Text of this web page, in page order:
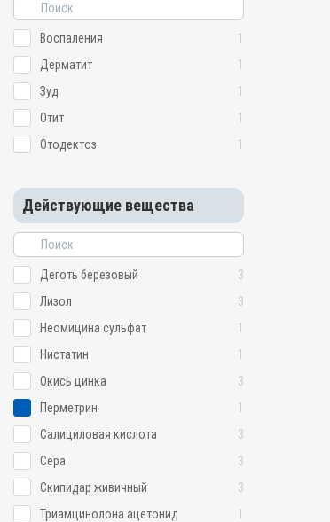
Воспаления
1
Дерматит
1
Зуд
1
Отит
1
Отодектоз
1
Действующие вещества
Деготь березовый
3
Лизол
3
Неомицина сульфат
1
Нистатин
1
Окись цинка
3
Перметрин
1
Салициловая кислота
3
Сера
3
Скипидар живичный
3
Триамцинолона ацетонид
1